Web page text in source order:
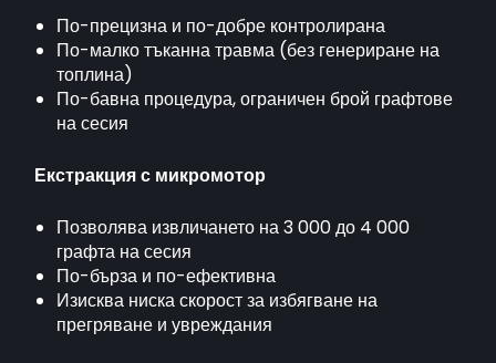
По-прецизна и по-добре контролирана
По-малко тъканна травма (без генериране на
топлина)
По-бавна процедура, ограничен брой графтове
на сесия
Екстракция с микромотор
Позволява извличането на 3 000 до 4 000
графта на сесия
По-бърза и по-ефективна
Изисква ниска скорост за избягване на
прегряване и увреждания